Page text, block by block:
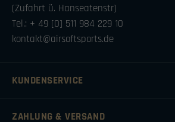
(Zufahrt ü. Hanseatenstr)
Tel.: + 49 [0] 511 984 229 10
kontakt@airsoftsports.de
KUNDENSERVICE
ZAHLUNG & VERSAND